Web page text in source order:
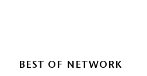
BEST OF NETWORK